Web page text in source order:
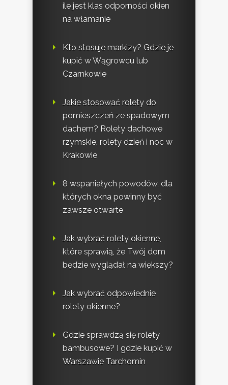
ile jest klas odporności okien
na włamanie
Kto stosuje markizy? Gdzie je
kupić w Wągrowcu lub
Czarnkowie
Jakie stosować rolety do
pomieszczeń ze spadowym
dachem? Rolety dachowe
rzymskie, rolety dzień i noc w
Krakowie
8 wspaniałych powodów, dla
których okna powinny być
zawsze otwarte
Jak wybrać rolety okienne,
które sprawią, że Twój dom
będzie wyglądał na większy?
Jak wybrać odpowiednie
rolety okienne?
Gdzie sprawdzą się rolety
bambusowe? I gdzie kupić w
Warszawie Tarchomin